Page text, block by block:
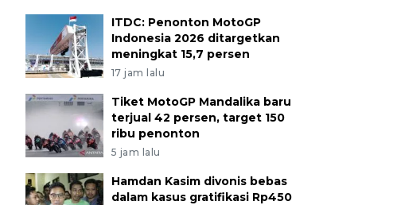
ITDC: Penonton MotoGP
Indonesia 2026 ditargetkan
meningkat 15,7 persen
17 jam lalu
Tiket MotoGP Mandalika baru
terjual 42 persen, target 150
ribu penonton
5 jam lalu
Hamdan Kasim divonis bebas
dalam kasus gratifikasi Rp450